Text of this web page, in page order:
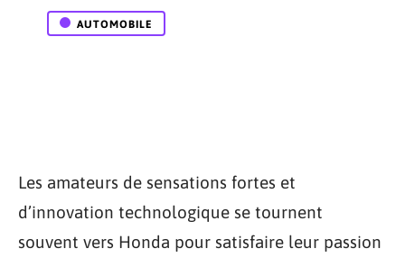
AUTOMOBILE
Les amateurs de sensations fortes et
d’innovation technologique se tournent
souvent vers Honda pour satisfaire leur passion